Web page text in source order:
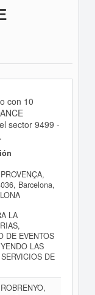
con 10
sector 9499 -
Barcelona,
LA
DE EVENTOS
LAS
DE